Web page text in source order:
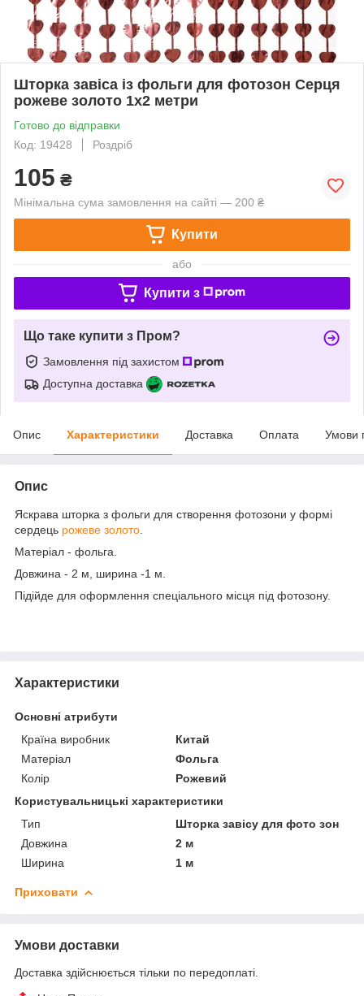
Шторка завіса із фольги для фотозон Серця
рожеве золото 1х2 метри
Готово до відправки
Код: 19428
Роздріб
105 ₴
Мінімальна сума замовлення на сайті — 200 ₴
Купити
або
Купити з
Що таке купити з Пром?
Замовлення під захистом
Доступна доставка
Опис Характеристики Доставка Оплата Умови
Опис
Яскрава шторка з фольги для створення фотозони у формі
сердець рожеве золото
Матеріал - фольга.
Довжина - 2 м, ширина -1 м.
Підійде для оформлення спеціального місця під фотозону.
Характеристики
Основні атрибути
Країна виробник
Китай
Матеріал
Фольга
Колір
Рожевий
Користувальницькі характеристики
Тип
Шторка завісу для фото зон
Довжина
2 м
Ширина
1 м
Приховати
Умови доставки
Доставка здійснюється тільки по передоплаті.